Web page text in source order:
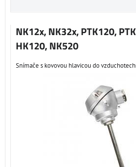
NK12x, NK32x, PTK120,
HK120, NK520
Snímače s kovovou hlavicou do